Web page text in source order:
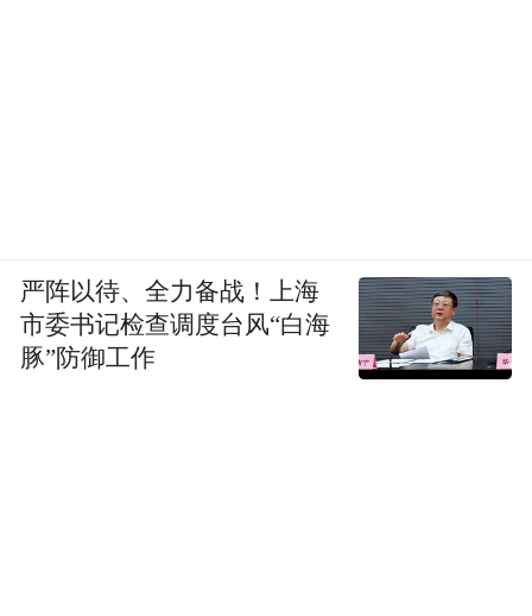
严阵以待、全力备战！上海
市委书记检查调度台风“白海
豚”防御工作